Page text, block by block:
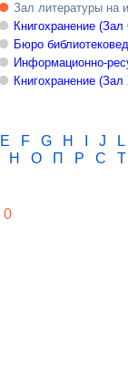
Зал литературы на
Книгохранение
Бюро
Информационно-
Книгохранение
E F G H J
L
Н О П Р С Т
0